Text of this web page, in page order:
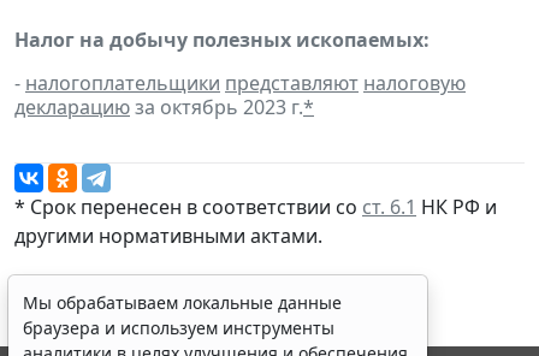
Налог на добычу полезных ископаемых:
- налогоплательщики представляют налоговую
декларациюза октябрь 2023 г.*
* Срок перенесен в соответствии со ст. 6.1 НК РФ и
другими нормативными актами.
Мы обрабатываем локальные данные
браузера и используем инструменты